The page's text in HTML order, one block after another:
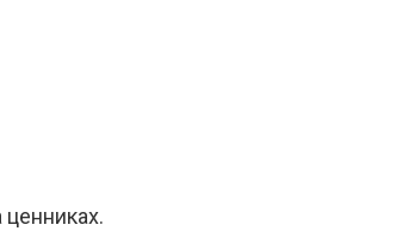
ценниках.